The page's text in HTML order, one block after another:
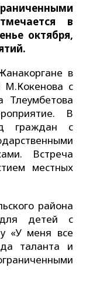
в
октября,
в
М.Кокенова с
Тлеумбетова
В
граждан с
Встреча
местных
района
для детей с
«У меня все
таланта и